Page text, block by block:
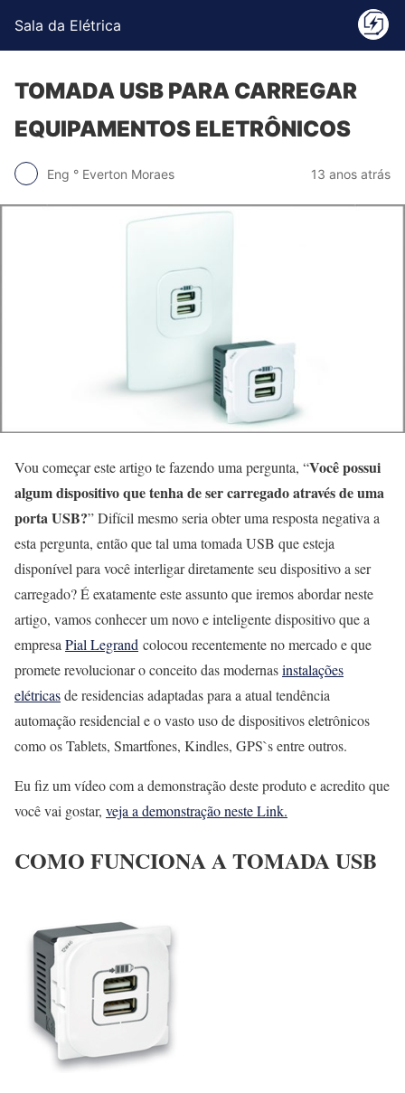
Sala da Elétrica
TOMADA USB PARA CARREGAR
EQUIPAMENTOS ELETRÔNICOS
Eng ° Everton Moraes 13 anos atrás
Vou começar este artigo te fazendo uma pergunta, “Você possui
algum dispositivo que tenha de ser carregado através de uma
porta USB?” Difícil mesmo seria obter uma resposta negativa a
esta pergunta, então que tal uma tomada USB que esteja
disponível para você interligar diretamente seu dispositivo a ser
carregado? É exatamente este assunto que iremos abordar neste
artigo, vamos conhecer um novo e inteligente dispositivo que a
empresa Pial Legrand colocou recentemente no mercado e que
promete revolucionar o conceito das modernasinstalações
elétricasde residencias adaptadas para a atual tendência
automação residencial e o vasto uso de dispositivos eletrônicos
como os Tablets, Smartfones, Kindles, GPS`s entre outros.
Eu fiz um vídeo com a demonstração deste produto e acredito que
você vai gostar, veja a demonstração neste Link.
COMO FUNCIONA A TOMADA USB